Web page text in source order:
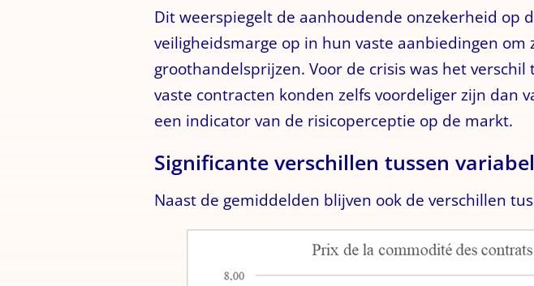
Dit weerspiegelt de aanhoudende onzekerheid op
veiligheidsmarge op in hun vaste aanbiedingen
groothandelsprijzen. Voor de crisis was het
vaste contracten konden zelfs voordeliger zijn dan
een indicator van de risicoperceptie op de markt.
Significante verschillen tussen
Naast de gemiddelden blijven ook de verschillen